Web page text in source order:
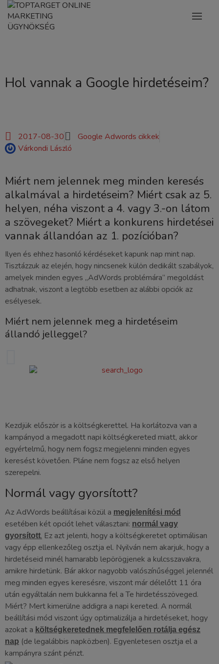
Hol vannak a Google hirdetéseim?
2017-08-30
Google Adwords cikkek
Várkondi László
Miért nem jelennek meg minden keresés
alkalmával a hirdetéseim? Miért csak az 5.
helyen, néha viszont a 4. vagy 3.-on látom
a szövegeket? Miért a konkurens hirdetései
vannak állandóan az 1. pozícióban?
Ilyen és ehhez hasonló kérdéseket kapunk nap mint nap.
Tisztázzuk az elején, hogy nincsenek külön dedikált szabályok,
amelyek minden egyes „AdWords problémára” megoldást
adhatnak, viszont a legtöbb esetben az alábbi opciók az
esélyesek.
Miért nem jelennek meg a hirdetéseim
állandó jelleggel?
Kezdjük először is a költségkerettel. Ha korlátozva van a
kampányod a megadott napi költségkereted miatt, akkor
egyértelmű, hogy nem fogsz megjelenni minden egyes
keresést követően. Pláne nem fogsz az első helyen
szerepelni.
Normál vagy gyorsított?
Az AdWords beállításai közül a megjelenítési mód
esetében két opciót lehet választani: normál vagy
gyorsított. Ez azt jelenti, hogy a költségkeretet optimálisan
vagy épp ellenkezőleg osztja el. Nyilván nem akarjuk, hogy a
hirdetéseid minél hamarabb lepörögjenek a kulcsszavakra,
amikre hirdetünk. Bár akkor nagyobb valószínűséggel jelennél
meg minden egyes keresésre, viszont már délelőtt 11 óra
után egyáltalán nem bukkanna fel a Te hirdetésszöveged.
Miért? Mert kimerülne addigra a napi kereted. A normál
beállítási mód viszont úgy optimalizálja a hirdetéseket, hogy
azokat a költségkeretednek megfelelően rotálja egész
nap (de legalábbis napközben). Egyenletesen osztja el a
kampányra szánt pénzt.